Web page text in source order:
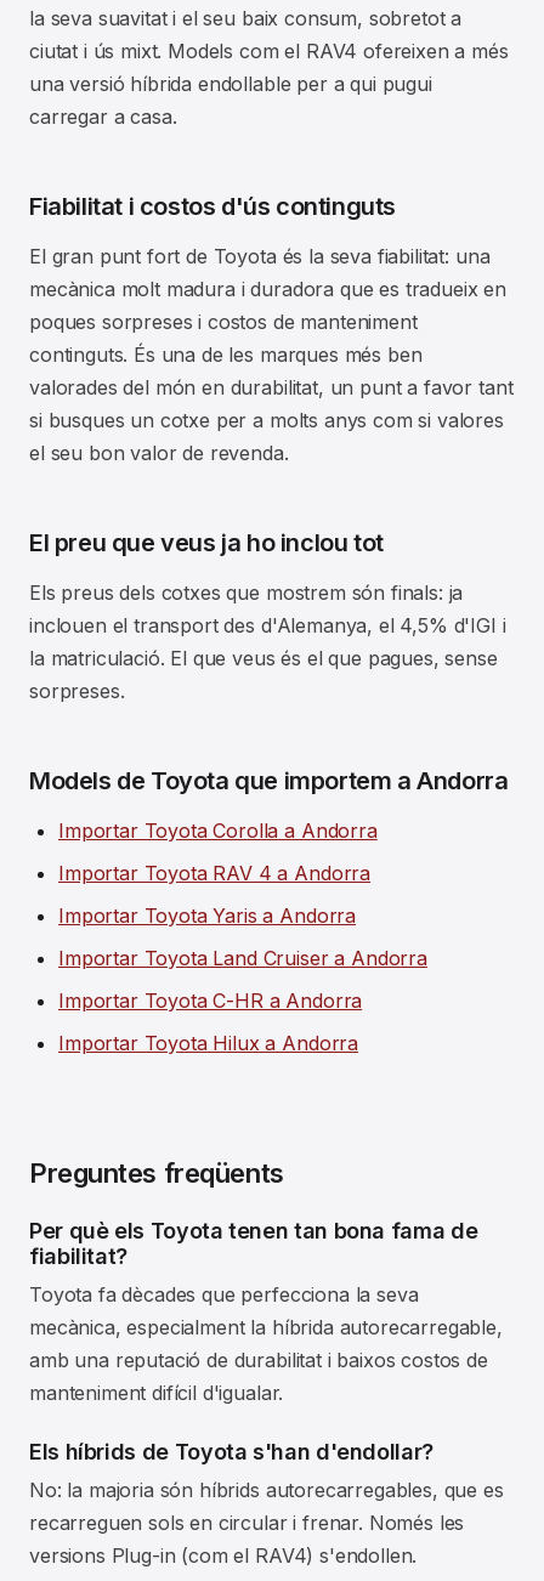
la seva suavitat i el seu baix consum, sobretot a
ciutat i ús mixt. Models com el RAV4 ofereixen a més
una versió híbrida endollable per a qui pugui
carregar a casa.
Fiabilitat i costos d'ús continguts
El gran punt fort de Toyota és la seva fiabilitat: una
mecànica molt madura i duradora que es tradueix en
poques sorpreses i costos de manteniment
continguts. És una de les marques més ben
valorades del món en durabilitat, un punt a favor tant
si busques un cotxe per a molts anys com si valores
el seu bon valor de revenda.
El preu que veus ja ho inclou tot
Els preus dels cotxes que mostrem són finals: ja
inclouen el transport des d'Alemanya, el 4,5% d'IGI i
la matriculació. El que veus és el que pagues, sense
sorpreses.
Models de Toyota que importem a Andorra
Importar Toyota Corolla a Andorra
Importar Toyota RAV 4 a Andorra
Importar Toyota Yaris a Andorra
Importar Toyota Land Cruiser a Andorra
Importar Toyota C-HR a Andorra
Importar Toyota Hilux a Andorra
Preguntes freqüents
Per què els Toyota tenen tan bona fama de
fiabilitat?
Toyota fa dècades que perfecciona la seva
mecànica, especialment la híbrida autorecarregable,
amb una reputació de durabilitat i baixos costos de
manteniment difícil d'igualar.
Els híbrids de Toyota s'han d'endollar?
No: la majoria són híbrids autorecarregables, que es
recarreguen sols en circular i frenar. Només les
versions Plug-in (com el RAV4) s'endollen.